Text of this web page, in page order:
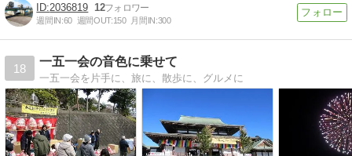
2036819 12
週間IN:60 週間OUT:150 月間IN:300
18
一五一会の音色に乗せて
一五一会を片手に、旅に、散歩に、グルメに